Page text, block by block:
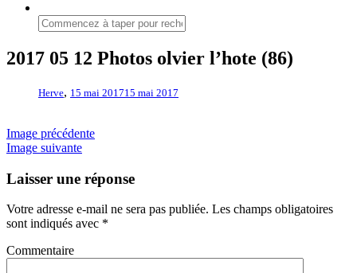
2017 05 12 Photos olvier l’hote (86)
Herve, 15 mai 201715 mai 2017
Image précédente
Image suivante
Laisser une réponse
Votre adresse e-mail ne sera pas publiée. Les champs obligatoires
sont indiqués avec *
Commentaire